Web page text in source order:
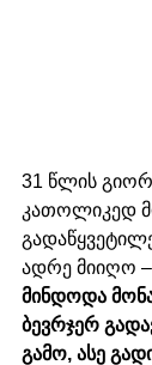
31 წლის
კათოლიკედ
ადრე მიიღო –
მინდოდა
ბევრჯერ
გამო, ასე